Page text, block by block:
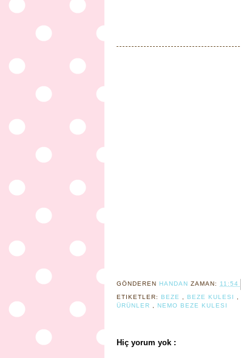
GÖNDEREN HANDAN ZAMAN: 11:54
ETIKETLER: BEZE BEZE KULESI
ÜRÜNLER
NEMO BEZE KULESI
Hiç yorum yok :